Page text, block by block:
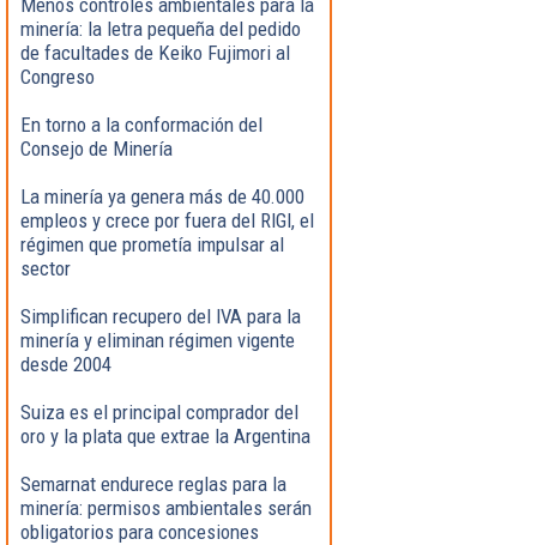
minería: la letra pequeña del pedido
de facultades de Keiko Fujimori al
Congreso
En torno a la conformación del
Consejo de Minería
La minería ya genera más de 40.000
empleos y crece por fuera del RIGI, el
régimen que prometía impulsar al
sector
Simplifican recupero del IVA para la
minería y eliminan régimen vigente
desde 2004
Suiza es el principal comprador del
oro y la plata que extrae la Argentina
Semarnat endurece reglas para la
minería: permisos ambientales serán
obligatorios para concesiones